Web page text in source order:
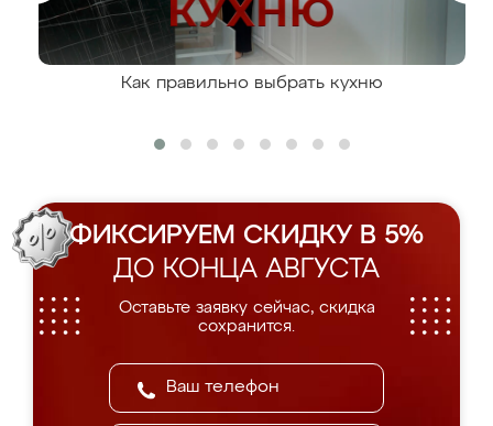
Как правильно выбрать кухню
ФИКСИРУЕМ СКИДКУ В 5%
ДО КОНЦА АВГУСТА
Оставьте заявку сейчас, скидка
сохранится.